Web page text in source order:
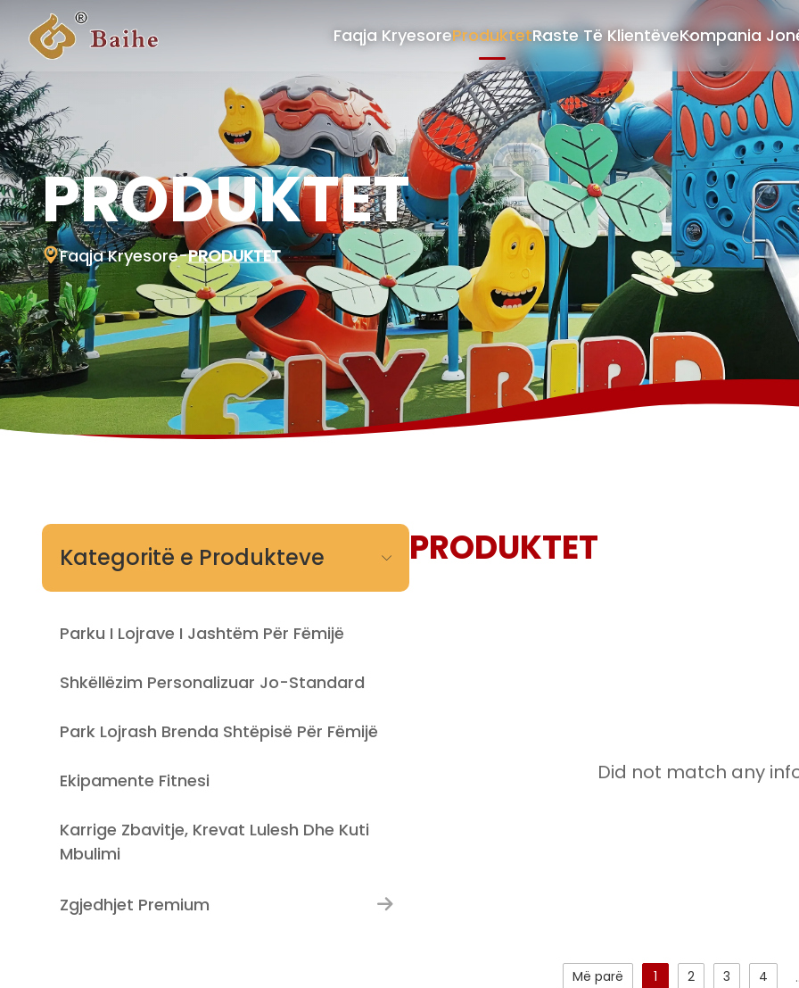
Faqja KryesoreProduktetRaste Të KlientëveKompania
PRODUKTET
Faqja Kryesore-PRODUKTET
Kategoritë e Produkteve
Parku I Lojrave I Jashtëm Për Fëmijë
Shkëllëzim Personalizuar Jo-Standard
Park Lojrash Brenda Shtëpisë Për Fëmijë
Ekipamente Fitnesi
Karrige Zbavitje, Krevat Lulesh Dhe Kuti
Mbulimi
Zgjedhjet Premium
PRODUKTET
Did not match any
Më parë 1 2 3 4